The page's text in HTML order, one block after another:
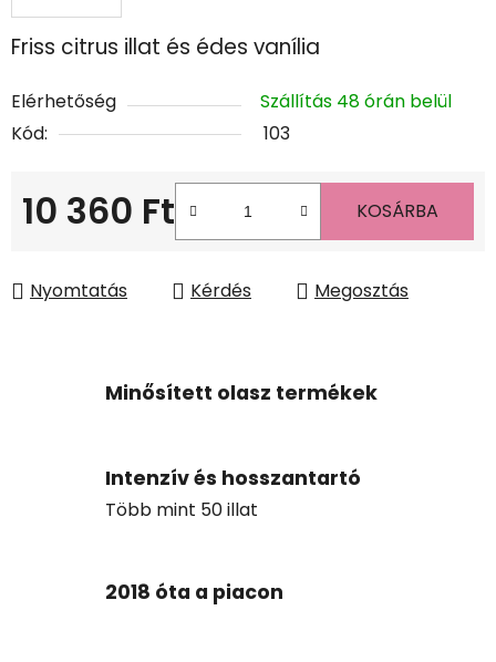
Friss citrus illat és édes vanília
Elérhetőség
Szállítás 48 órán belül
Kód:
103
10 360 Ft KOSÁRBA
Nyomtatás Kérdés Megosztás
Minősített olasz termékek
Intenzív és hosszantartó
Több mint 50 illat
2018 óta a piacon